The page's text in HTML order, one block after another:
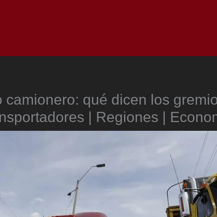
camionero: qué dicen los
| Regiones |